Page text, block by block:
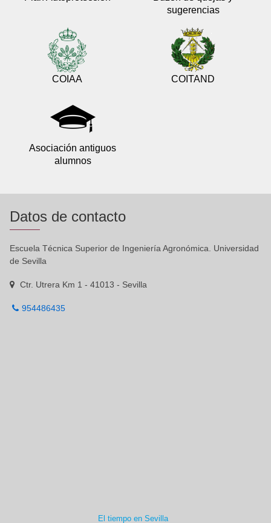
sugerencias
COIAA COITAND
Asociación antiguos
alumnos
Datos de contacto
Escuela Técnica Superior de Ingeniería Agronómica. Universidad
de Sevilla
Ctr. Utrera Km 1 - 41013 - Sevilla
954486435